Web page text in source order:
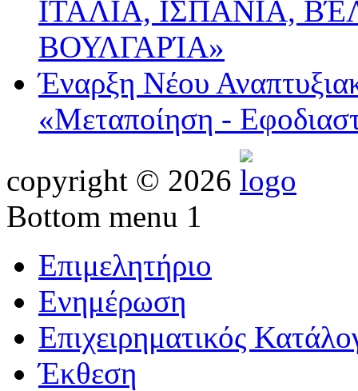
ΙΤΑΛΙΑ, ΙΣΠΑΝΙΑ,
ΒΟΥΛΓΑΡΊΑ»
Έναρξη Νέου
«Μεταποίηση -
copyright © 2026
Bottom menu 1
Επιμελητήριο
Ενημέρωση
Επιχειρηματικός
Έκθεση